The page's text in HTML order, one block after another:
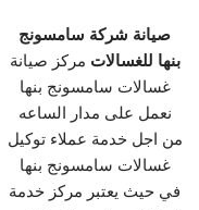
صيانة شركة سامسونج
بنها للغسالات مركز صيانة
غسالات سامسونج بنها
نعمل على مدار الساعه
من اجل خدمة عملاء توكيل
غسالات سامسونج بنها
في حيث يعتبر مركز خدمة